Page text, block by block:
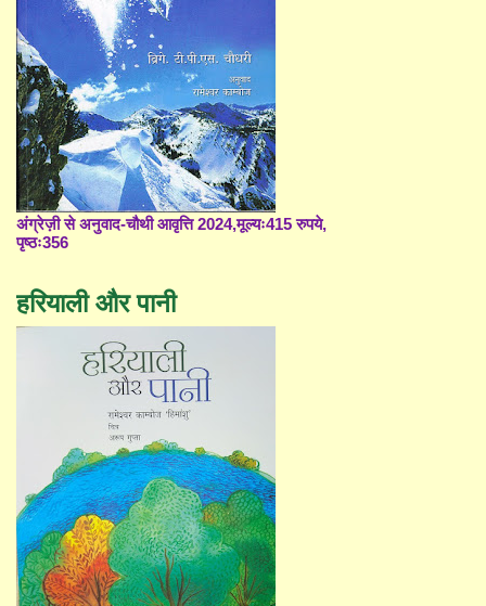
अंग्रेज़ी से अनुवाद-चौथी आवृत्ति 2024,मूल्यः415 रुपये,
पृष्ठः356
हरियाली और पानी